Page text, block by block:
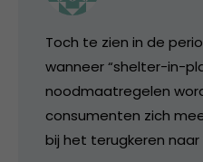
Toch te zien in de
wanneer “shelter-in-
noodmaatregelen
consumenten zich
bij het terugkeren naar